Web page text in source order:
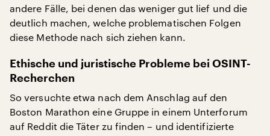
andere Fälle, bei denen das weniger gut lief und die
deutlich machen, welche problematischen Folgen
diese Methode nach sich ziehen kann.
Ethische und juristische Probleme bei OSINT-
Recherchen
So versuchte etwa nach dem Anschlag auf den
Boston Marathon eine Gruppe in einem Unterforum
auf Reddit die Täter zu finden – und identifizierte